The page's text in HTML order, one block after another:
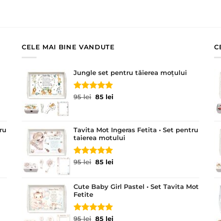
CELE MAI BINE VANDUTE
Jungle set pentru tăierea moțului
Evaluat la
95lei Prețul
95 lei.
85 leiPrețul
Tavita Mot Ingeras Fetita • Set pentru
taierea motului
Evaluat la
95lei Prețul
fost:
85 leiPrețul
85 lei.
Cute Baby Girl Pastel • Set Tavita Mot
Fetite
Evaluat la
95lei Prețul
85 leiPrețul